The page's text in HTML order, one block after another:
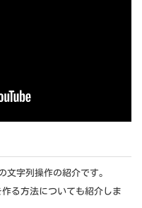
字列操作の紹介です。
る方法についても紹介しま